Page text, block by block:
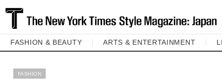
FASHION & BEAUTY ARTS & ENTERTAINMENT
FASHION